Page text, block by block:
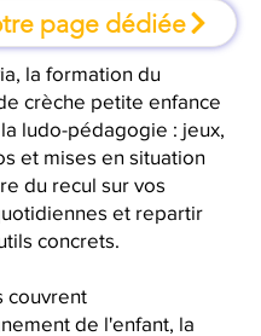
page dédiée
la formation du
crèche petite enfance
ludo-pédagogie : jeux,
et mises en situation
du recul sur vos
et repartir
concrets.
couvrent
de l'enfant, la